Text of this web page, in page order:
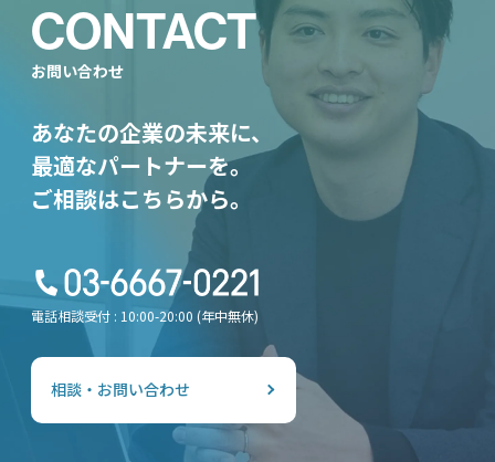
CONTACT
お問い合わせ
あなたの企業の未来に、
最適なパートナーを。
ご相談はこちらから。
電話相談受付 : 10:00-20:00 (年中無休)
相談・お問い合わせ